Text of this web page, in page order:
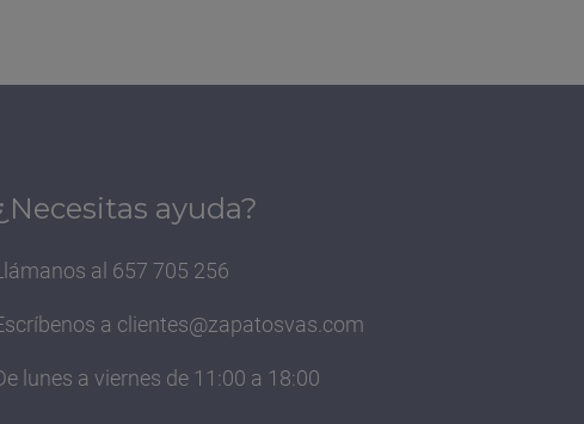
ayuda?
al 657 705 256
a clientes@zapatosvas.com
lunes a viernes de 11:00 a 18:00